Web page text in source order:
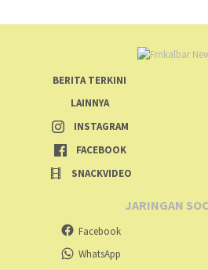
BERITA TERKINI
LAINNYA
INSTAGRAM
FACEBOOK
SNACKVIDEO
JARINGAN
Facebook
WhatsApp